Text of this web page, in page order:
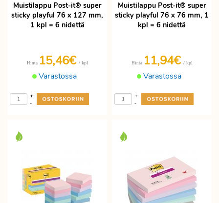
Muistilappu Post-it® super
sticky playful 76 x 127 mm,
1 kpl = 6 nidettä
Varastossa
Hinta 15,46€ / kpl
-
+
Muistilappu Post-it® super
sticky playful 76 x 76 mm, 1
kpl = 6 nidettä
Varastossa
Hinta 11,94€ / kpl
-
+